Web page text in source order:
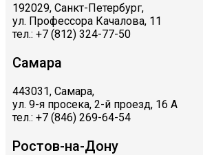
192029, Санкт-Петербург,
ул. Профессора Качалова, 11
тел.: +7 (812) 324-77-50
Самара
443031, Самара,
ул. 9-я просека, 2-й проезд, 16 А
тел.: +7 (846) 269-64-54
Ростов-на-Дону